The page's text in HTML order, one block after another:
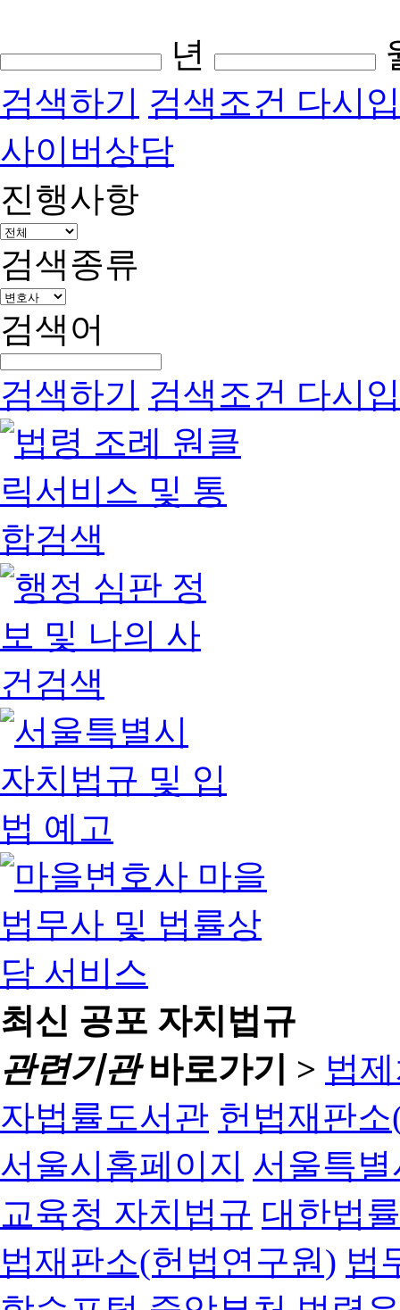
년
검색하기 검색조건 다시
사이버상담
진행사항
검색종류
검색어
검색하기 검색조건 다시
최신 공포 자치법규
관련기관바로가기 > 법
자법률도서관 헌법재판
서울시홈페이지 서울특
교육청 자치법규 대한법
법재판소(헌법연구원) 법